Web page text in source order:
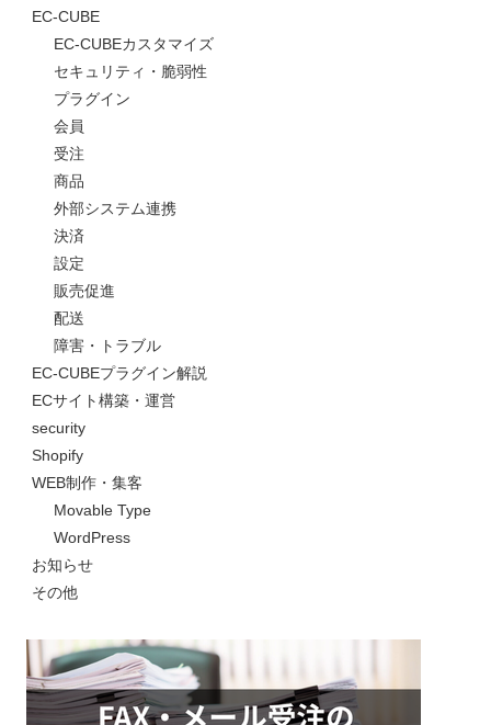
EC-CUBE
EC-CUBEカスタマイズ
セキュリティ・脆弱性
プラグイン
会員
受注
商品
外部システム連携
決済
設定
販売促進
配送
障害・トラブル
EC-CUBEプラグイン解説
ECサイト構築・運営
security
Shopify
WEB制作・集客
Movable Type
WordPress
お知らせ
その他